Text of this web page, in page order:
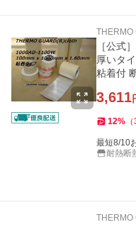
THERMO
［公式
厚いタ
粘着付
3,611
12% （
最短8/10
耐熱断
THERMO